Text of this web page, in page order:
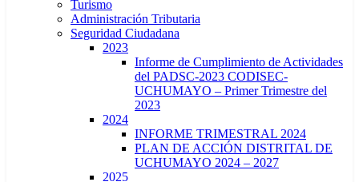
Turismo
Administración Tributaria
Seguridad Ciudadana
2023
Informe de Cumplimiento de Actividades
del PADSC-2023 CODISEC-
UCHUMAYO – Primer Trimestre del
2023
2024
INFORME TRIMESTRAL 2024
PLAN DE ACCIÓN DISTRITAL DE
UCHUMAYO 2024 – 2027
2025